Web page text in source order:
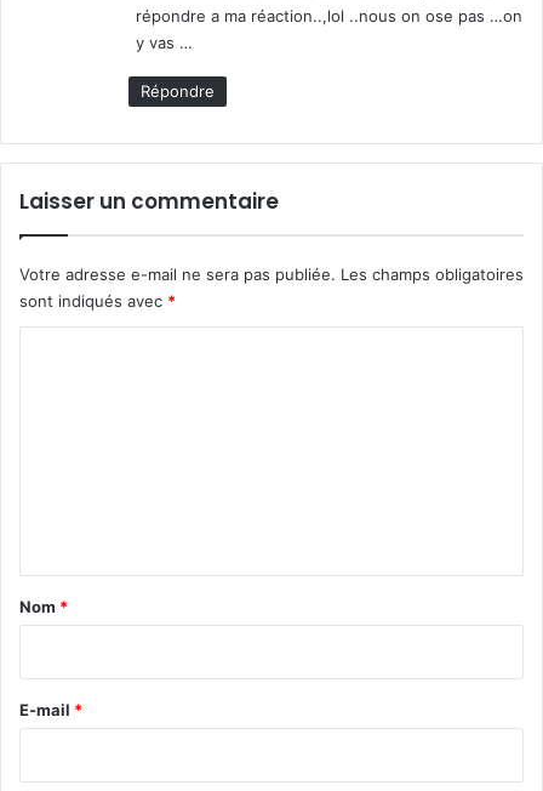
répondre a ma réaction..,lol ..nous on ose pas …on
y vas …
Répondre
Laisser un commentaire
Votre adresse e-mail ne sera pas publiée. Les champs obligatoires
sont indiqués avec *
a
e
Nom *
E-mail *